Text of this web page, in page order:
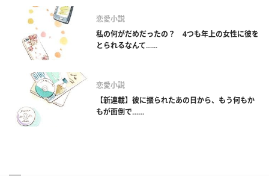
恋愛小説
私の何がだめだったの？ 4つも年上の女性に彼を
とられるなんて…...
恋愛小説
【新連載】彼に振られたあの日から、もう何もか
もが面倒で……